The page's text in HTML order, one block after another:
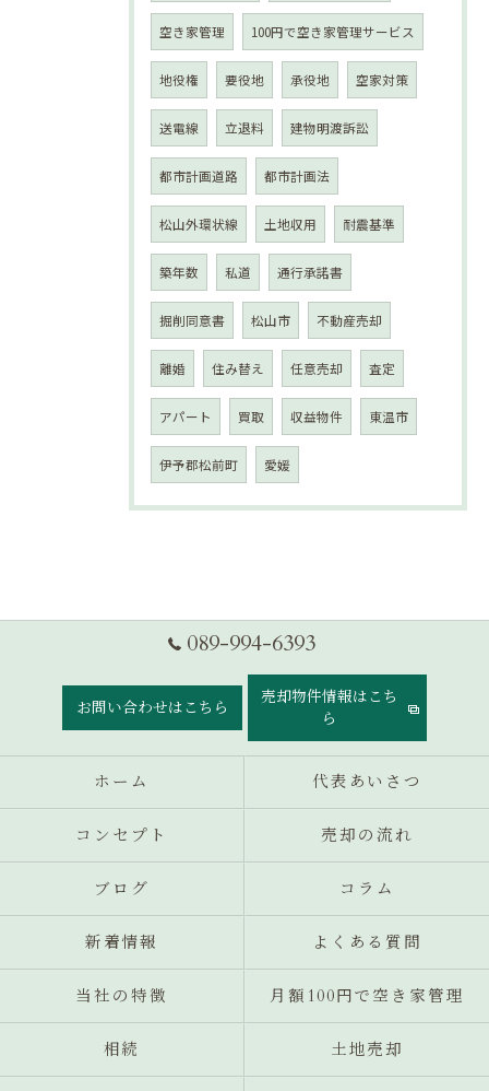
空き家管理 100円で空き家管理サービス
地役権 要役地 承役地 空家対策
送電線 立退料 建物明渡訴訟
都市計画道路 都市計画法
松山外環状線 土地収用 耐震基準
築年数 私道 通行承諾書
掘削同意書 松山市 不動産売却
離婚 住み替え 任意売却 査定
アパート 買取 収益物件 東温市
伊予郡松前町 愛媛
089-994-6393
お問い合わせはこちら
売却物件情報はこち
ら
ホーム 代表あいさつ
コンセプト 売却の流れ
ブログ コラム
新着情報 よくある質問
当社の特徴 月額100円で空き家管理
相続 土地売却